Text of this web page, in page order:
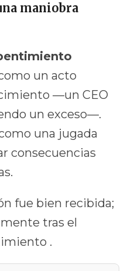
maniobra
un acto
—un CEO
un exceso—.
una jugada
consecuencias
fue bien recibida;
tras el
.